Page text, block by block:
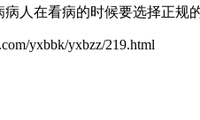
人在看病的时候要选择正
yxbbk/yxbzz/219.html